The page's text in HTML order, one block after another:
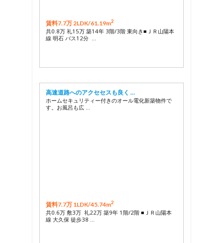
賃料7.7万 2LDK/61.19m2
共0.8万 礼15万 築14年 3階/3階 東向き■ＪＲ山陽本
線 明石 バス12分 …
高速道路へのアクセセスも良く …
ホームセキュリティー付きのオール電化新築物件で
す。お風呂も広 …
賃料7.7万 1LDK/45.74m2
共0.6万 敷3万 礼22万 築9年 1階/2階 ■ＪＲ山陽本
線 大久保 徒歩38 …